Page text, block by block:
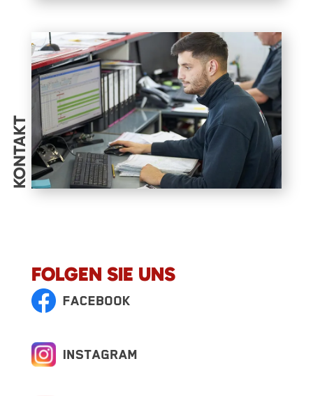
KONTAKT
FOLGEN SIE UNS